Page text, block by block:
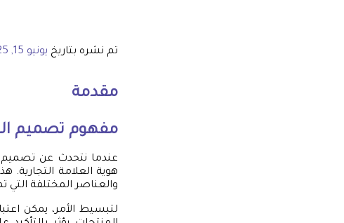
تم نشره بتاريخ يونيو 15, 2025
مقدمة
مفهوم تصميم
عندما نتحدث عن تصميم
هوية العلامة
والعناصر المختلفة التي
لتبسيط الأمر، يمكن